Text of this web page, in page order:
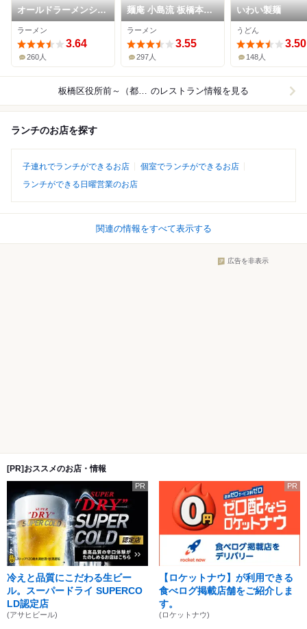
オールドラーメンショ
ップ 逆流
ラーメン
3.64
260人
麺庵 小島流 板橋本町
本店
ラーメン
3.55
297人
いわい製麺
うどん
3.50
148人
板橋区役所前～（都営三田線） のレストラン情報を見る
ランチのお店を探す
子連れでランチができるお店
個室でランチができるお店
ランチができる日曜営業のお店
関連の情報をすべて表示する
広告を非表示
[PR]おススメのお店・情報
PR
冷えと品質にこだわる生ビー
ル。スーパードライ SUPERCO
LD認定店
(アサヒビール)
PR
【ロケットナウ】が利用できる
食べログ掲載店舗をご紹介しま
す。
(ロケットナウ)